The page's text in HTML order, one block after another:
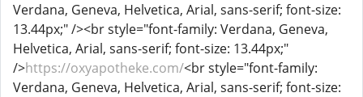
Verdana, Geneva, Helvetica, Arial, sans-serif; font-size:
13.44px;" /><br style="font-family: Verdana, Geneva,
Helvetica, Arial, sans-serif; font-size: 13.44px;"
/>https://oxyapotheke.com/<br style="font-family:
Verdana, Geneva, Helvetica, Arial, sans-serif; font-size: